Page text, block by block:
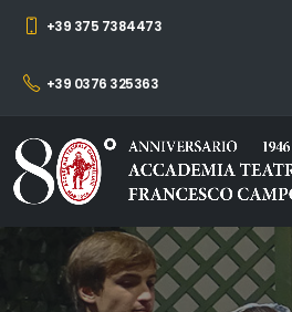
+39 375 7384473
+39 0376 325363